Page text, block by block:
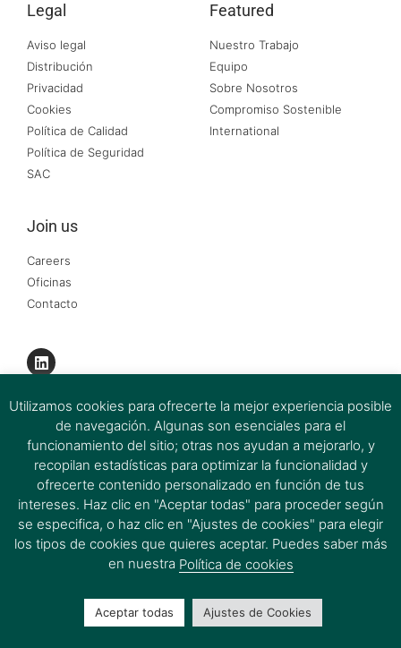
Legal
Aviso legal
Distribución
Privacidad
Cookies
Política de Calidad
Política de Seguridad
SAC
Featured
Nuestro Trabajo
Equipo
Sobre Nosotros
Compromiso Sostenible
International
Join us
Careers
Oficinas
Contacto
Firmas del Grupo Ferrer&Ojeda 2026 © All rights Reserved.
Utilizamos cookies para ofrecerte la mejor experiencia posible
de navegación. Algunas son esenciales para el
funcionamiento del sitio; otras nos ayudan a mejorarlo, y
recopilan estadísticas para optimizar la funcionalidad y
ofrecerte contenido personalizado en función de tus
intereses. Haz clic en "Aceptar todas" para proceder según
se especifica, o haz clic en "Ajustes de cookies" para elegir
los tipos de cookies que quieres aceptar. Puedes saber más
en nuestra Política de cookies
Aceptar todas Ajustes de Cookies